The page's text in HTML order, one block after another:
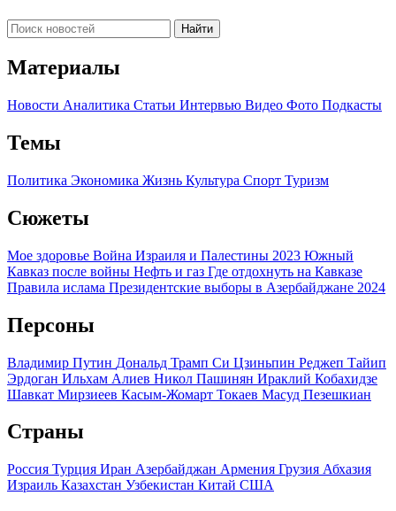
Найти
Материалы
Новости Аналитика Статьи Интервью Видео Фото Подкасты
Темы
Политика Экономика Жизнь Культура Спорт Туризм
Сюжеты
Мое здоровье Война Израиля и Палестины 2023 Южный
Кавказ после войны Нефть и газ Где отдохнуть на Кавказе
Правила ислама Президентские выборы в Азербайджане 2024
Персоны
Владимир Путин Дональд Трамп Си Цзиньпин Реджеп Тайип
Эрдоган Ильхам Алиев Никол Пашинян Ираклий Кобахидзе
Шавкат Мирзиеев Касым-Жомарт Токаев Масуд Пезешкиан
Страны
Россия Турция Иран Азербайджан Армения Грузия Абхазия
Израиль Казахстан Узбекистан Китай США